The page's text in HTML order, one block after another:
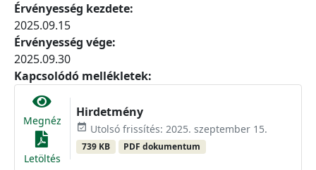
Érvényesség kezdete:
2025.09.15
Érvényesség vége:
2025.09.30
Kapcsolódó mellékletek:
Megnéz
Letöltés
Hirdetmény
event_available Utolsó frissítés: 2025. szeptember 15.
739 KB PDF dokumentum